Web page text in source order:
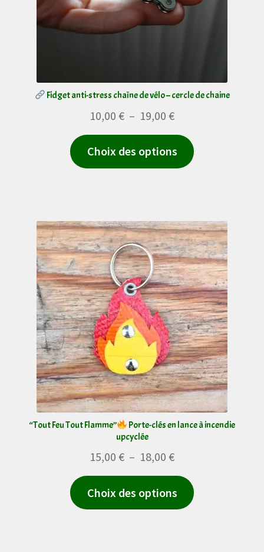
produit
Fidget anti-stress chaîne de vélo – cercle de chaine
10,00 € – 19,00 €Plage
de
prix :
10,00 €
Choix des options
Ce
produit
variations.
Les
options
peuvent
être
choisies
sur
la
page
du
produit
“Tout Feu Tout Flamme”
Porte-clés en lance à incendie
upcyclée
15,00 € – 18,00 €Plage
de
prix :
15,00 €
Choix des options
Ce
produit